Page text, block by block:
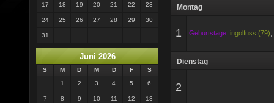
17 18 19 20 21 22 23
24 25 26 27 28 29 30
31
Juni 2026
S M D M D F
S
1
2 3 4 5 6
7 8 9 10 11 12 13
Montag
1 Geburtstage: ingolfuss (79)
Dienstag
2